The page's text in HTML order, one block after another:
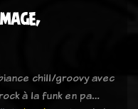
chill/groovy avec
à la funk en pa…